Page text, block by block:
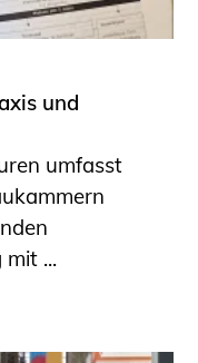
und
umfasst
...